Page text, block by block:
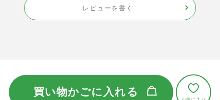
レビューを書く
買い物かごに入れる